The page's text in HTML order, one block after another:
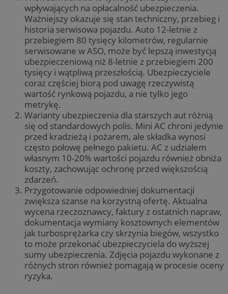
wpływających na opłacalność ubezpieczenia.
Ważniejszy okazuje się stan techniczny, przebieg i
historia serwisowa pojazdu. Auto 12-letnie z
przebiegiem 80 tysięcy kilometrów, regularnie
serwisowane w ASO, może być lepszą inwestycją
ubezpieczeniową niż 8-letnie z przebiegiem 200
tysięcy i wątpliwą przeszłością. Ubezpieczyciele
coraz częściej biorą pod uwagę rzeczywistą
wartość rynkową pojazdu, a nie tylko jego
metrykę.
Warianty ubezpieczenia dla starszych aut różnią
się od standardowych polis. Mini AC chroni jedynie
przed kradzieżą i pożarem, ale składka wynosi
często połowę pełnego pakietu. AC z udziałem
własnym 10-20% wartości pojazdu również obniża
koszty, zachowując ochronę przed większością
zdarzeń.
Przygotowanie odpowiedniej dokumentacji
zwiększa szanse na korzystną ofertę. Aktualna
wycena rzeczoznawcy, faktury z ostatnich napraw,
dokumentacja wymiany kosztownych elementów
jak turbosprężarka czy skrzynia biegów, wszystko
to może przekonać ubezpieczyciela do wyższej
sumy ubezpieczenia. Zdjęcia pojazdu wykonane z
różnych stron również pomagają w procesie oceny
ryzyka.